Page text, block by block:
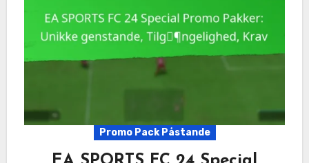
Promo Pack Påstande